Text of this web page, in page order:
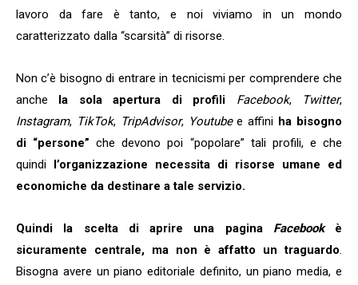
lavoro da fare è tanto, e noi viviamo in un mondo
caratterizzato dalla “scarsità” di risorse.
Non c’è bisogno di entrare in tecnicismi per comprendere che
anche
la sola apertura di profili Facebook, Twitter,
Instagram, TikTok, TripAdvisor, Youtubee affini ha bisogno
di “persone” che devono poi “popolare” tali profili, e che
quindi
l’organizzazione necessita di risorse umane ed
economiche da destinare a tale servizio.
Quindi la scelta di aprire una pagina Facebookè
sicuramente centrale, ma non è affatto un traguardo.
Bisogna avere un piano editoriale definito, un piano media, e